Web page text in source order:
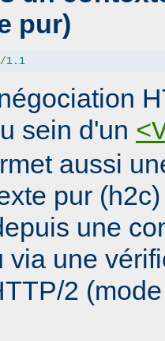
pur)
/1.1
sein d'un
aussi
pur
une
via une
2